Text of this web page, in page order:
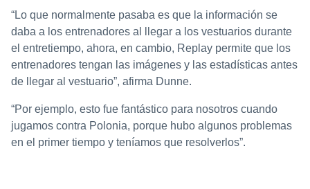
“Lo que normalmente pasaba es que la información se
daba a los entrenadores al llegar a los vestuarios durante
el entretiempo, ahora, en cambio, Replay permite que los
entrenadores tengan las imágenes y las estadísticas antes
de llegar al vestuario”, afirma Dunne.
“Por ejemplo, esto fue fantástico para nosotros cuando
jugamos contra Polonia, porque hubo algunos problemas
en el primer tiempo y teníamos que resolverlos”.